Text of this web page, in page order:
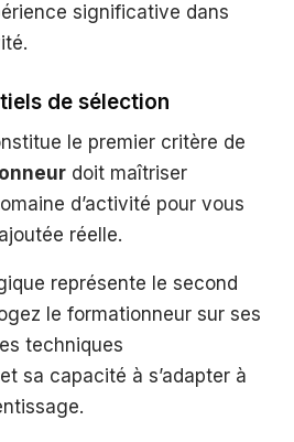
significative dans
de sélection
le premier critère de
doit maîtriser
d’activité pour vous
réelle.
représente le second
le formationneur sur ses
techniques
sa capacité à s’adapter à